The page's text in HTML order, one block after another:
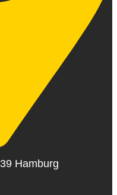
Hamburg